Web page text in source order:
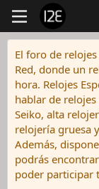
El foro de
Red, donde un
hora. Relojes
hablar de relojes
Seiko, alta
relojería gruesa
Además,
podrás
poder participar